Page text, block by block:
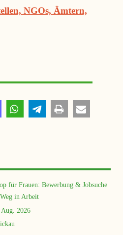
NGOs, Ämtern,
für Frauen: Bewerbung & Jobsuche
in Arbeit
Aug. 2026